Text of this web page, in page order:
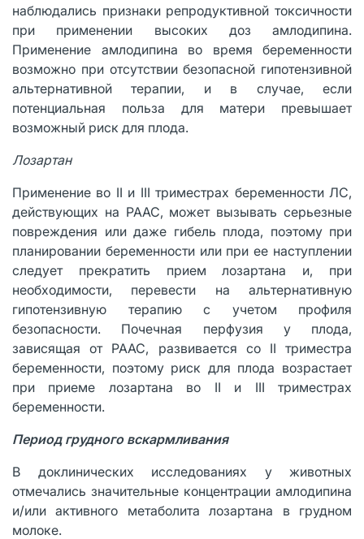
наблюдались признаки репродуктивной токсичности
при применении высоких доз амлодипина.
Применение амлодипина во время беременности
возможно при отсутствии безопасной гипотензивной
альтернативной терапии, и в случае, если
потенциальная польза для матери превышает
возможный риск для плода.
Лозартан
Применение во II и III триместрах беременности ЛС,
действующих на РААС, может вызывать серьезные
повреждения или даже гибель плода, поэтому при
планировании беременности или при ее наступлении
следует прекратить прием лозартана и, при
необходимости, перевести на альтернативную
гипотензивную терапию с учетом профиля
безопасности. Почечная перфузия у плода,
зависящая от РААС, развивается со II триместра
беременности, поэтому риск для плода возрастает
при приеме лозартана во II и III триместрах
беременности.
Период грудного вскармливания
В доклинических исследованиях у животных
отмечались значительные концентрации амлодипина
и/или активного метаболита лозартана в грудном
молоке.